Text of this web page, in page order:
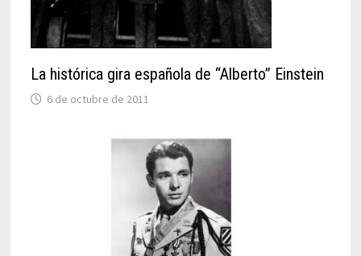
La histórica gira española de “Alberto” Einstein
6 de octubre de 2011